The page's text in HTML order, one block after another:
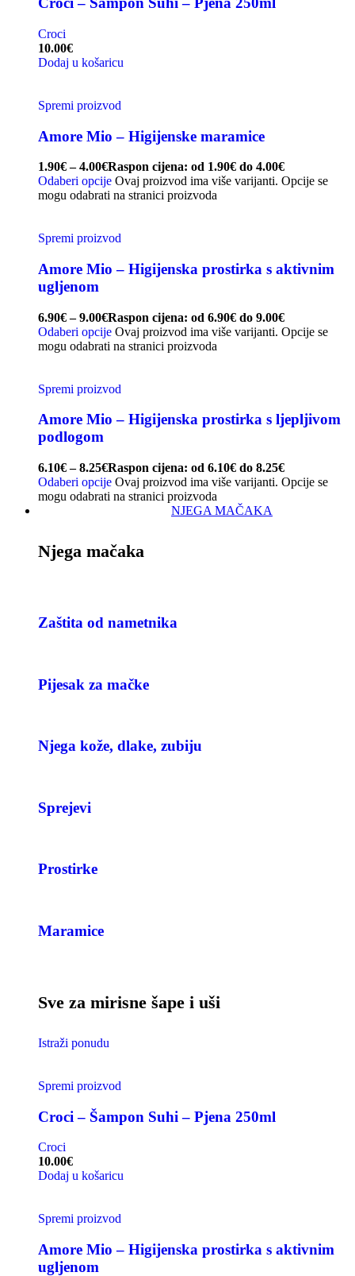
Croci
10.00€
Dodaj u košaricu
Spremi proizvod
Amore Mio – Higijenske maramice
1.90€ – 4.00€Raspon cijena: od 1.90€ do 4.00€
Odaberi opcije Ovaj proizvod ima više varijanti. Opcije se
mogu odabrati na stranici proizvoda
Spremi proizvod
Amore Mio – Higijenska prostirka s aktivnim
ugljenom
6.90€ – 9.00€Raspon cijena: od 6.90€ do 9.00€
Odaberi opcije Ovaj proizvod ima više varijanti. Opcije se
mogu odabrati na stranici proizvoda
Spremi proizvod
Amore Mio – Higijenska prostirka s ljepljivom
podlogom
6.10€ – 8.25€Raspon cijena: od 6.10€ do 8.25€
Odaberi opcije Ovaj proizvod ima više varijanti. Opcije se
mogu odabrati na stranici proizvoda
NJEGA MAČAKA
Njega mačaka
Zaštita od nametnika
Pijesak za mačke
Njega kože, dlake, zubiju
Sprejevi
Prostirke
Maramice
Sve za mirisne šape i uši
Istraži ponudu
Spremi proizvod
Croci – Šampon Suhi – Pjena 250ml
Croci
10.00€
Dodaj u košaricu
Spremi proizvod
Amore Mio – Higijenska prostirka s aktivnim
ugljenom